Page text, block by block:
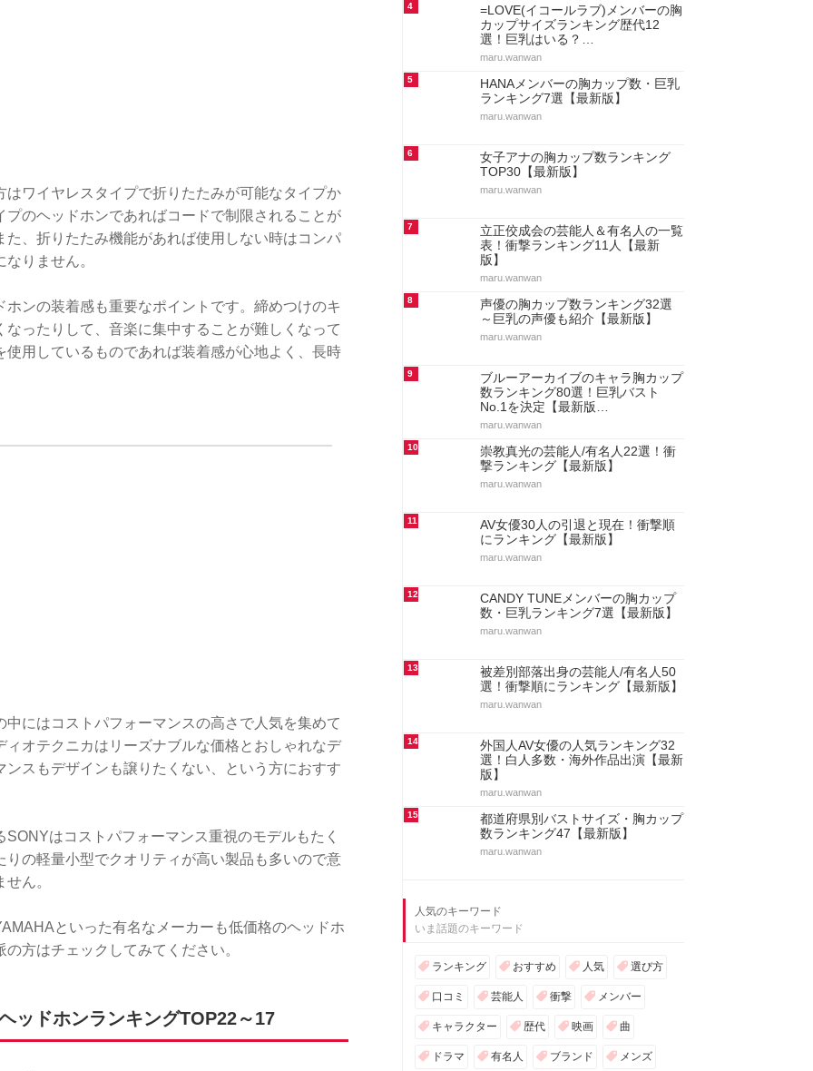
ワイヤレスタイプで折りたたみが可能なタイプか
のヘッドホンであればコードで制限されることが
、折りたたみ機能があれば使用しない時はコンパ
りません。
ンの装着感も重要なポイントです。締めつけのキ
ったりして、音楽に集中することが難しくなって
用しているものであれば装着感が心地よく、長時
にはコストパフォーマンスの高さで人気を集めて
オテクニカはリーズナブルな価格とおしゃれなデ
スもデザインも譲りたくない、という方におすす
はコストパフォーマンス重視のモデルもたく
の軽量小型でクオリティが高い製品も多いので意
ん。
といった有名なメーカーも低価格のヘッドホ
方はチェックしてみてください。
ッドホンランキングTOP22～17
4
=LOVE(イコールラブ)メンバーの胸
カップサイズランキング歴代12
選！巨乳はいる？…
maru.wanwan
5
HANAメンバーの胸カップ数・巨乳
ランキング7選【最新版】
maru.wanwan
6
女子アナの胸カップ数ランキング
TOP30【最新版】
maru.wanwan
7
立正佼成会の芸能人＆有名人の一覧
表！衝撃ランキング11人【最新
版】
maru.wanwan
8
声優の胸カップ数ランキング32選
～巨乳の声優も紹介【最新版】
maru.wanwan
9
ブルーアーカイブのキャラ胸カップ
数ランキング80選！巨乳バスト
No.1を決定【最新版…
maru.wanwan
10
崇教真光の芸能人/有名人22選！衝
撃ランキング【最新版】
maru.wanwan
11
AV女優30人の引退と現在！衝撃順
にランキング【最新版】
maru.wanwan
12
CANDY TUNEメンバーの胸カップ
数・巨乳ランキング7選【最新版】
maru.wanwan
13
被差別部落出身の芸能人/有名人50
選！衝撃順にランキング【最新版】
maru.wanwan
14
外国人AV女優の人気ランキング32
選！白人多数・海外作品出演【最新
版】
maru.wanwan
15
都道府県別バストサイズ・胸カップ
数ランキング47【最新版】
maru.wanwan
人気のキーワード
いま話題のキーワード
ランキング おすすめ 人気 選び方
口コミ 芸能人 衝撃 メンバー
キャラクター 歴代 映画 曲
ドラマ 有名人 ブランド メンズ